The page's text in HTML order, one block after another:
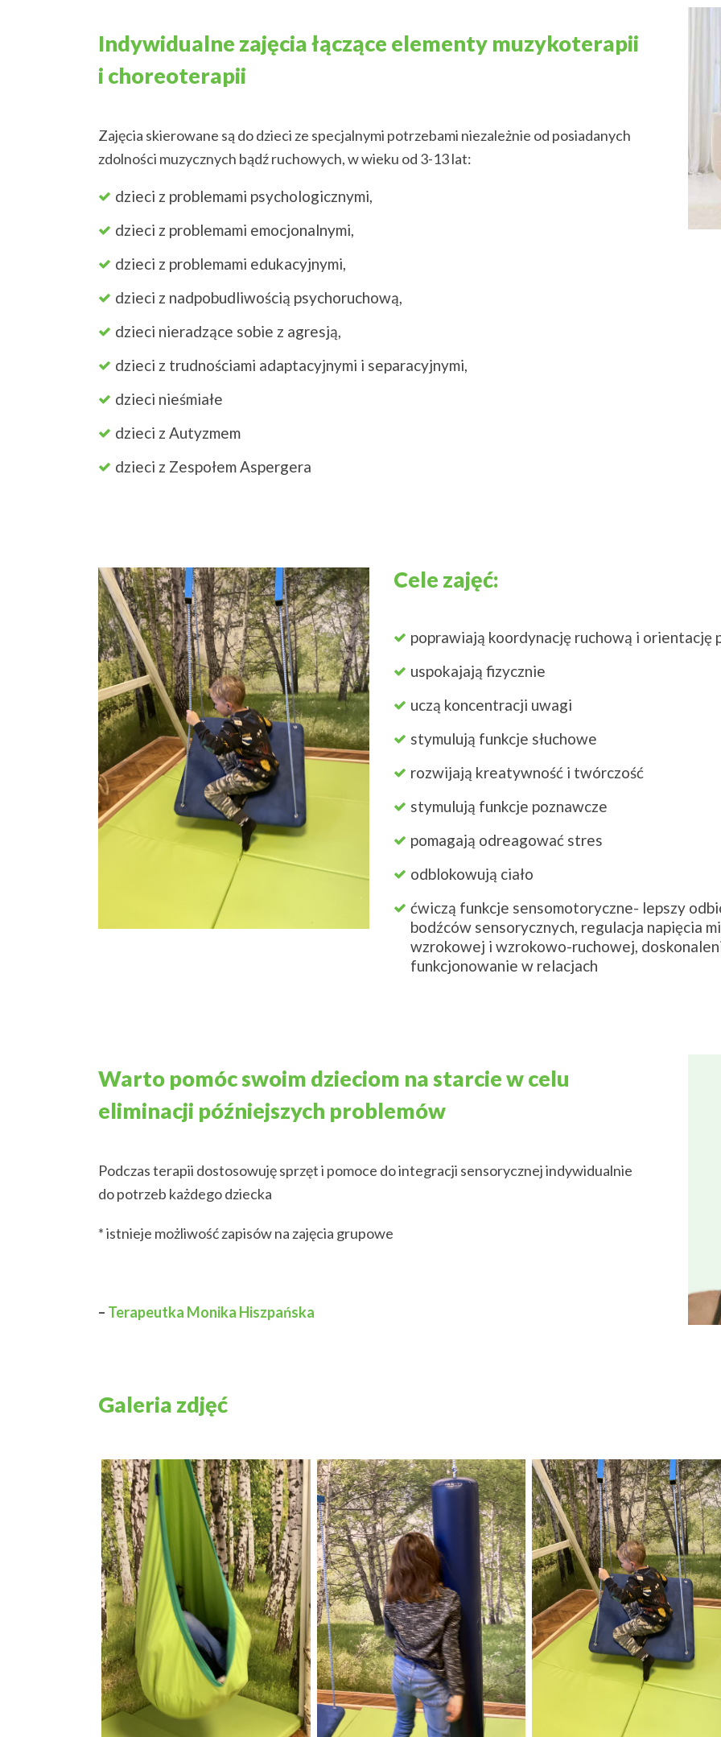
Indywidualne zajęcia łączące elementy muzykoterapii
i choreoterapii
Zajęcia skierowane są do dzieci ze specjalnymi potrzebami niezależnie od posiadanych
zdolności muzycznych bądź ruchowych, w wieku od 3-13 lat:
dzieci z problemami psychologicznymi,
dzieci z problemami emocjonalnymi,
dzieci z problemami edukacyjnymi,
dzieci z nadpobudliwością psychoruchową,
dzieci nieradzące sobie z agresją,
dzieci z trudnościami adaptacyjnymi i separacyjnymi,
dzieci nieśmiałe
dzieci z Autyzmem
dzieci z Zespołem Aspergera
Cele zajęć:
poprawiają koordynację ruchową i orientację
uspokajają fizycznie
uczą koncentracji uwagi
stymulują funkcje słuchowe
rozwijają kreatywność i twórczość
stymulują funkcje poznawcze
pomagają odreagować stres
odblokowują ciało
ćwiczą funkcje sensomotoryczne- lepszy
bodźców sensorycznych, regulacja napięcia
wzrokowej i wzrokowo-ruchowej,
funkcjonowanie w relacjach
Warto pomóc swoim dzieciom na starcie w celu
eliminacji późniejszych problemów
Podczas terapii dostosowuję sprzęt i pomoce do integracji sensorycznej indywidualnie
do potrzeb każdego dziecka
* istnieje możliwość zapisów na zajęcia grupowe
– Terapeutka Monika Hiszpańska
Galeria zdjęć